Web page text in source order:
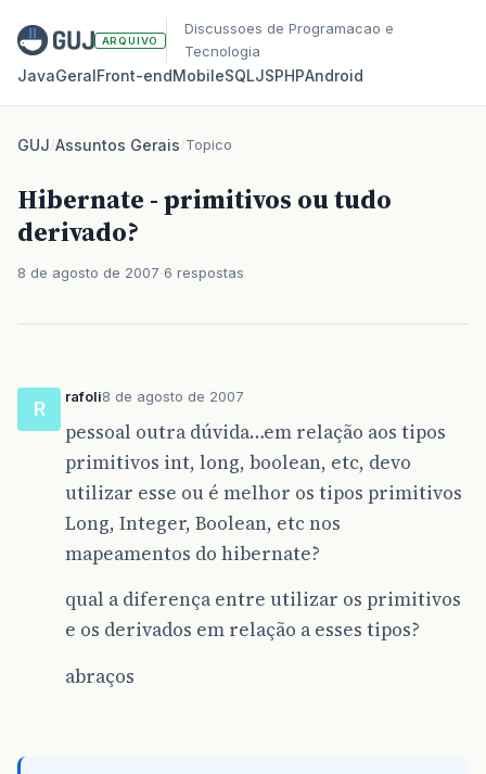
ARQUIVO
Discussoes de Programacao e
Tecnologia
JavaGeralFront‑endMobileSQLJSPHPAndroid
GUJ/Assuntos Gerais/Topico
Hibernate - primitivos ou tudo
derivado?
8 de agosto de 2007 6 respostas
R
rafoli8 de agosto de 2007
pessoal outra dúvida…em relação aos tipos
primitivos int, long, boolean, etc, devo
utilizar esse ou é melhor os tipos primitivos
Long, Integer, Boolean, etc nos
mapeamentos do hibernate?
qual a diferença entre utilizar os primitivos
e os derivados em relação a esses tipos?
abraços